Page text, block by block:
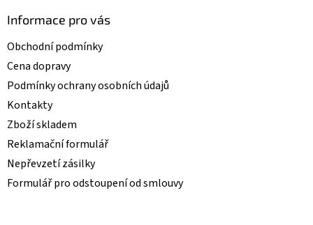
Informace pro vás
Obchodní podmínky
Cena dopravy
Podmínky ochrany osobních údajů
Kontakty
Zboží skladem
Reklamační formulář
Nepřevzetí zásilky
Formulář pro odstoupení od smlouvy